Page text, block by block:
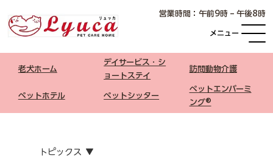
​営業時間：午前9時 – 午後8時
メニュー
トピックス
老犬ホーム
デイサービス・シ
ョートステイ
​訪問動物介護
ペットホテル ​ペットシッター
ペットエンバーミ
ング®